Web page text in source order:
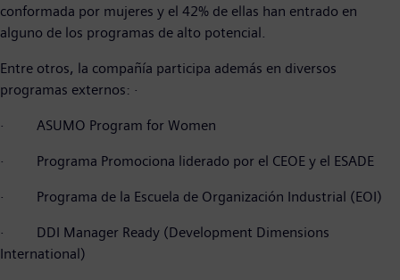
conformada por mujeres y el 42% de ellas han entrado en
alguno de los programas de alto potencial.
Entre otros, la compañía participa además en diversos
programas externos: ·
· ASUMO Program for Women
· Programa Promociona liderado por el CEOE y el ESADE
· Programa de la Escuela de Organización Industrial (EOI)
· DDI Manager Ready (Development Dimensions
International)